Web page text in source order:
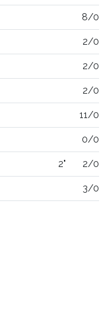
8/0
2/0
2/0
2/0
11/0
0/0
2" 2/0
3/0